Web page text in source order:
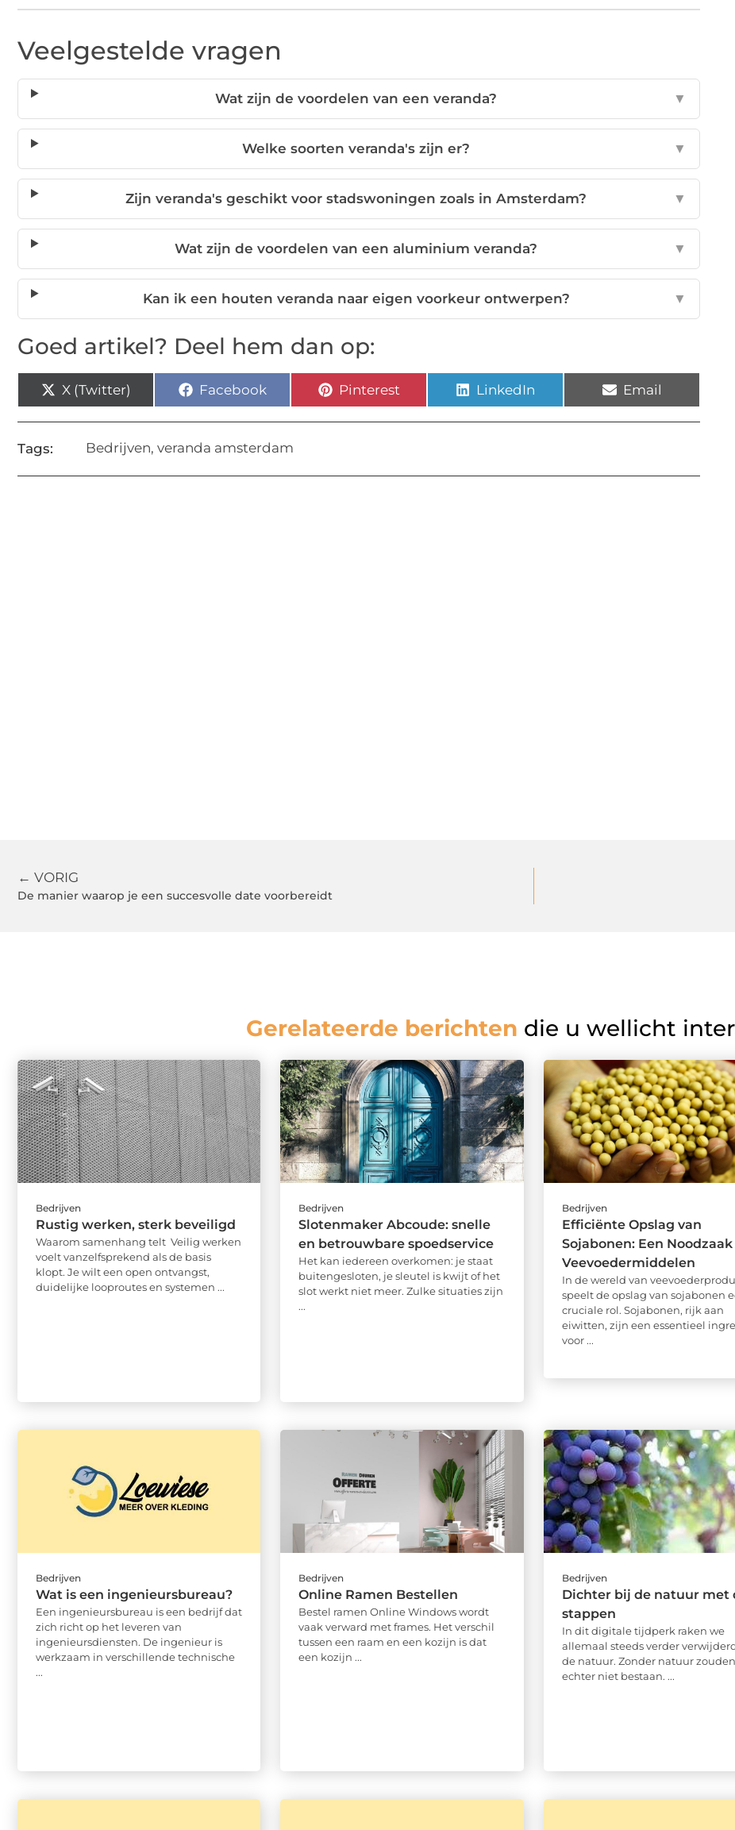
Veelgestelde vragen
Wat zijn de voordelen van een veranda? ▼
Welke soorten veranda's zijn er? ▼
Zijn veranda's geschikt voor stadswoningen zoals in Amsterdam? ▼
Wat zijn de voordelen van een aluminium veranda? ▼
Kan ik een houten veranda naar eigen voorkeur ontwerpen? ▼
Goed artikel? Deel hem dan op:
X (Twitter) Facebook Pinterest LinkedIn Email
Tags: Bedrijven, veranda amsterdam
← VORIG
De manier waarop je een succesvolle date voorbereidt
Gerelateerde berichten die u wellicht
Bedrijven
Rustig werken, sterk beveiligd
Waarom samenhang telt Veilig werken
voelt vanzelfsprekend als de basis
klopt. Je wilt een open ontvangst,
duidelijke looproutes en systemen ...
Bedrijven
Slotenmaker Abcoude: snelle
en betrouwbare spoedservice
Het kan iedereen overkomen: je staat
buitengesloten, je sleutel is kwijt of het
slot werkt niet meer. Zulke situaties zijn
...
Bedrijven
Efficiënte Opslag van
Sojabonen: Een
Veevoedermiddelen
In de wereld van
speelt de opslag van sojabonen
cruciale rol. Sojabonen, rijk aan
eiwitten, zijn een essentieel
voor ...
Bedrijven
Wat is een ingenieursbureau?
Een ingenieursbureau is een bedrijf dat
zich richt op het leveren van
ingenieursdiensten. De ingenieur is
werkzaam in verschillende technische
...
Bedrijven
Online Ramen Bestellen
Bestel ramen Online Windows wordt
vaak verward met frames. Het verschil
tussen een raam en een kozijn is dat
een kozijn ...
Bedrijven
Dichter bij de natuur met
stappen
In dit digitale tijdperk raken we
allemaal steeds verder
de natuur. Zonder natuur
echter niet bestaan. ...